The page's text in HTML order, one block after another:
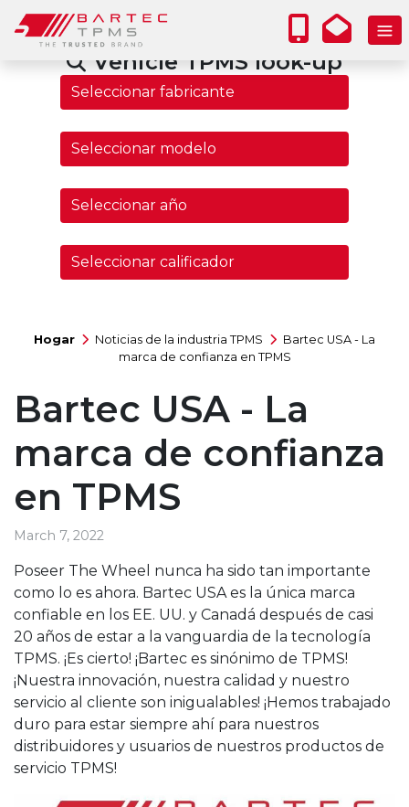
Vehicle TPMS look-up
Hogar Noticias de la industria TPMS
Bartec USA - La
marca de confianza en TPMS
Bartec USA - La
marca de confianza
en TPMS
March 7, 2022
Poseer The Wheel nunca ha sido tan importante
como lo es ahora. Bartec USA es la única marca
confiable en los EE. UU. y Canadá después de casi
20 años de estar a la vanguardia de la tecnología
TPMS. ¡Es cierto! ¡Bartec es sinónimo de TPMS!
¡Nuestra innovación, nuestra calidad y nuestro
servicio al cliente son inigualables! ¡Hemos trabajado
duro para estar siempre ahí para nuestros
distribuidores y usuarios de nuestros productos de
servicio TPMS!